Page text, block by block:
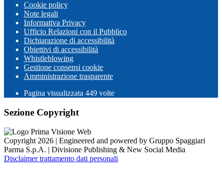
Cookie policy
Note legali
Informativa Privacy
Ufficio Relazioni con il Pubblico
Dichiarazione di accessibilità
Obiettivi di accessibilità
Whistleblowing
Gestione consensi cookie
Amministrazione trasparente
Pagina visualizzata 449 volte
Sezione Copyright
Copyright 2026 | Engineered and powered by Gruppo Spaggiari
Parma S.p.A. | Divisione Publishing & New Social Media
Disclaimer trattamento dati personali